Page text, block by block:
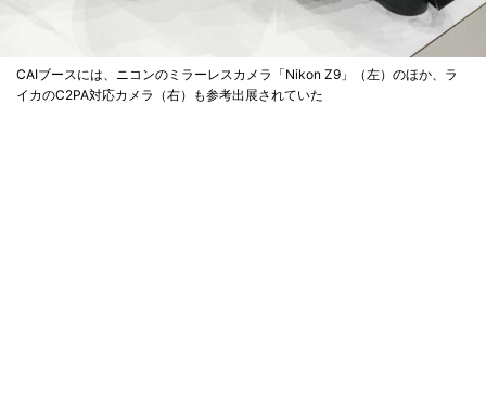
CAIブースには、ニコンのミラーレスカメラ「Nikon Z9」（左）のほか、ラ
イカのC2PA対応カメラ（右）も参考出展されていた